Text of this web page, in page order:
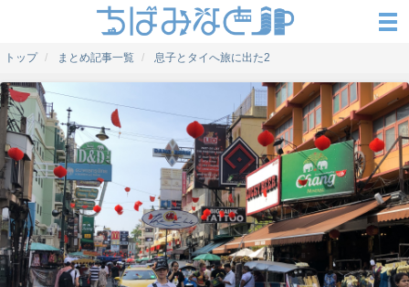
トップ まとめ記事一覧 息子とタイへ旅に出た2